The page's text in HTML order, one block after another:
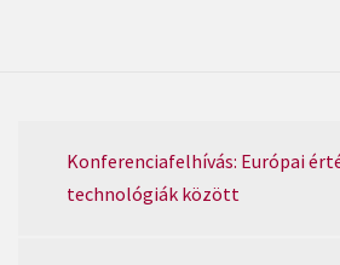
Konferenciafelhívás: Európai
technológiák között